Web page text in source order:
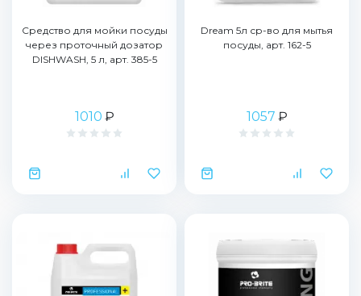
Средство для мойки посуды
через проточный дозатор
DISHWASH, 5 л, арт. 385-5
1010 ₽
Dream 5л ср-во для мытья
посуды, арт. 162-5
1057 ₽